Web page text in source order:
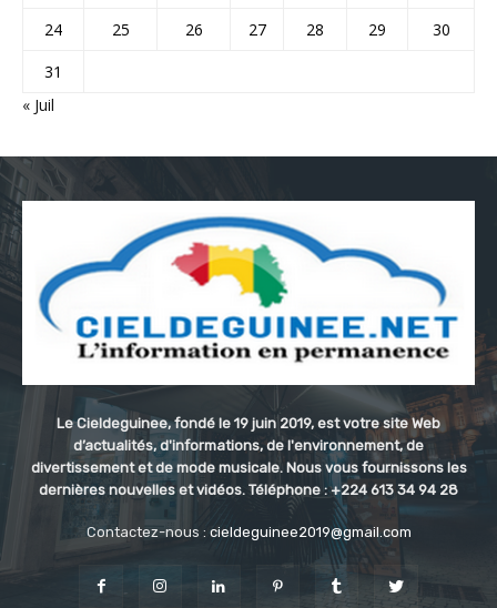
24
25 26 27 28 29
30
31
« Juil
Le Cieldeguinee, fondé le 19 juin 2019, est votre site Web
d’actualités, d'informations, de l'environnement, de
divertissement et de mode musicale. Nous vous fournissons les
dernières nouvelles et vidéos. Téléphone : +224 613 34 94 28
Contactez-nous : cieldeguinee2019@gmail.com